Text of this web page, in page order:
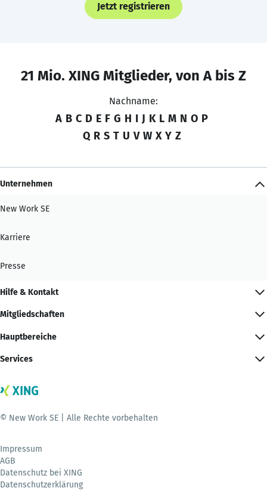
Jetzt registrieren
21 Mio. XING Mitglieder, von A bis Z
Nachname:
A B C D E F G H I J K L M N O P
Q R S T U V W X Y Z
Unternehmen
New Work SE
Karriere
Presse
Hilfe & Kontakt
Mitgliedschaften
Hauptbereiche
Services
© New Work SE | Alle Rechte vorbehalten
Impressum
AGB
Datenschutz bei XING
Datenschutzerklärung